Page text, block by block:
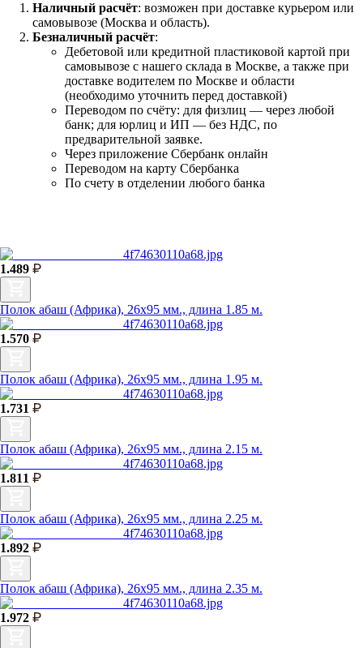
Наличный расчёт: возможен при доставке курьером или
самовывозе (Москва и область).
Безналичный расчёт:
Дебетовой или кредитной пластиковой картой при
самовывозе с нашего склада в Москве, а также при
доставке водителем по Москве и области
(необходимо уточнить перед доставкой)
Переводом по счёту: для физлиц — через любой
банк; для юрлиц и ИП — без НДС, по
предварительной заявке.
Через приложение Сбербанк онлайн
Переводом на карту Сбербанка
По счету в отделении любого банка
1.489
Полок абаш (Африка), 26х95 мм., длина 1.85 м.
1.570
Полок абаш (Африка), 26х95 мм., длина 1.95 м.
1.731
Полок абаш (Африка), 26х95 мм., длина 2.15 м.
1.811
Полок абаш (Африка), 26х95 мм., длина 2.25 м.
1.892
Полок абаш (Африка), 26х95 мм., длина 2.35 м.
1.972